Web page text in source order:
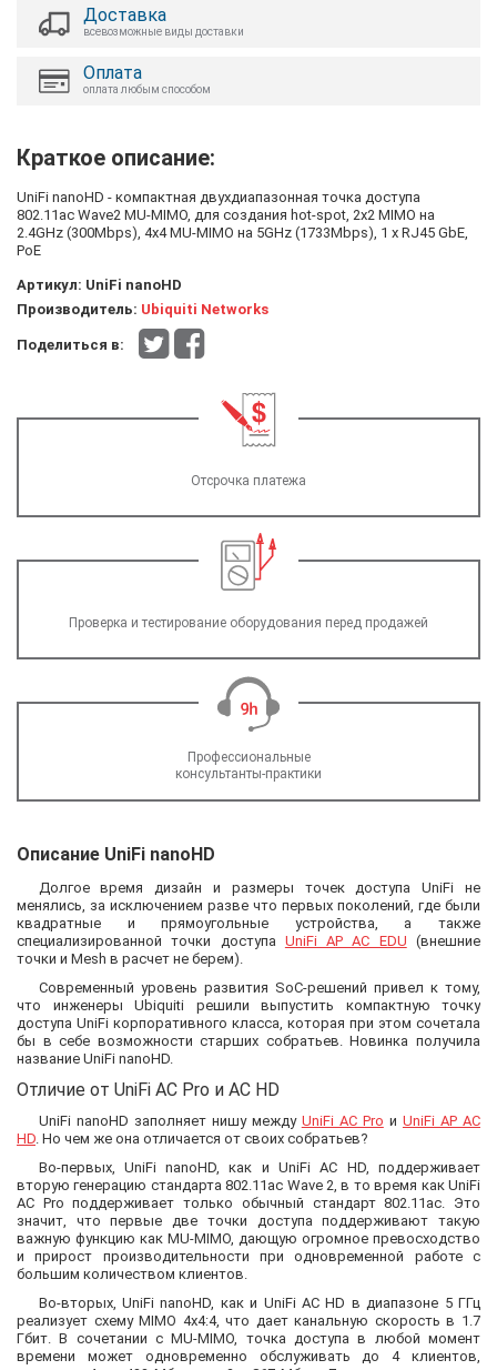
Доставка
всевозможные виды доставки
Оплата
оплата любым способом
Краткое описание:
UniFi nanoHD - компактная двухдиапазонная точка доступа
802.11ac Wave2 MU-MIMO, для создания hot-spot, 2x2 MIMO на
2.4GHz (300Mbps), 4x4 MU-MIMO на 5GHz (1733Mbps), 1 х RJ45 GbE,
PoE
Артикул: UniFi nanoHD
Производитель: Ubiquiti Networks
Поделиться в:
Отсрочка платежа
Проверка и тестирование оборудования перед продажей
Профессиональные
консультанты-практики
Описание UniFi nanoHD
Долгое время дизайн и размеры точек доступа UniFi не
менялись, за исключением разве что первых поколений, где были
квадратные и прямоугольные устройства, а также
специализированной точки доступа UniFi AP AC EDU (внешние
точки и Mesh в расчет не берем).
Современный уровень развития SoC-решений привел к тому,
что инженеры Ubiquiti решили выпустить компактную точку
доступа UniFi корпоративного класса, которая при этом сочетала
бы в себе возможности старших собратьев. Новинка получила
название UniFi nanoHD.
Отличие от UniFi AC Pro и AC HD
UniFi nanoHD заполняет нишу между UniFi AC Pro и UniFi AP AC
HD. Но чем же она отличается от своих собратьев?
Во-первых, UniFi nanoHD, как и UniFi AC HD, поддерживает
вторую генерацию стандарта 802.11ac Wave 2, в то время как UniFi
AC Pro поддерживает только обычный стандарт 802.11ac. Это
значит, что первые две точки доступа поддерживают такую
важную функцию как MU-MIMO, дающую огромное превосходство
и прирост производительности при одновременной работе с
большим количеством клиентов.
Во-вторых, UniFi nanoHD, как и UniFi AC HD в диапазоне 5 ГГц
реализует схему MIMO 4x4:4, что дает канальную скорость в 1.7
Гбит. В сочетании с MU-MIMO, точка доступа в любой момент
времени может одновременно обслуживать до 4 клиентов,